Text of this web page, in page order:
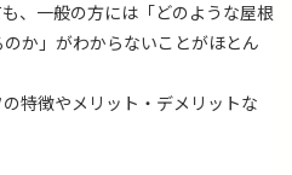
、一般の方には「どのような屋根
か」がわからないことがほとん
特徴やメリット・デメリットな